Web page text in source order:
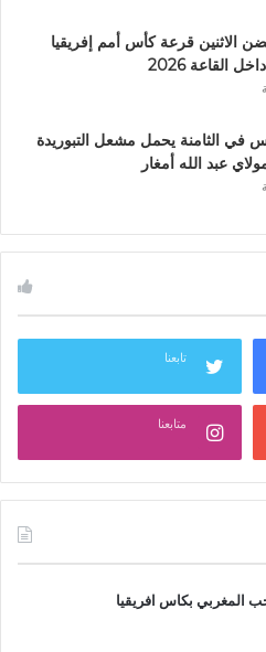
الاثنين قرعة كأس أمم إفريقيا
القاعة 2026
في الثامنة يحمل مشعل التبوريدة
عبد الله أمغار
تابعنا
متابعنا
المغربي بكاس افريقيا